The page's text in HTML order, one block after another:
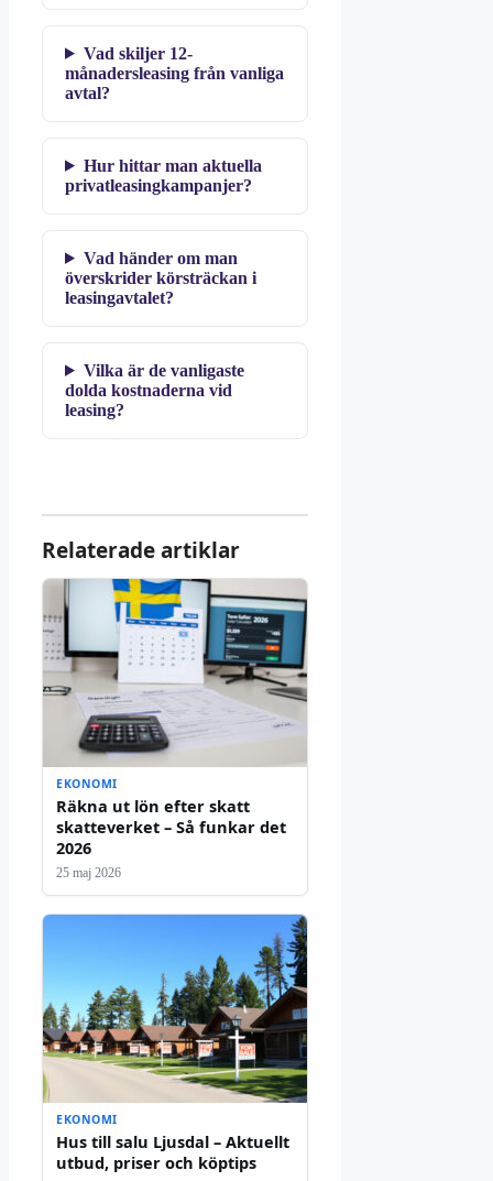
Vad skiljer 12-
månadersleasing från vanliga
avtal?
Hur hittar man aktuella
privatleasingkampanjer?
Vad händer om man
överskrider körsträckan i
leasingavtalet?
Vilka är de vanligaste
dolda kostnaderna vid
leasing?
Relaterade artiklar
EKONOMI
Räkna ut lön efter skatt
skatteverket – Så funkar det
2026
25 maj 2026
EKONOMI
Hus till salu Ljusdal – Aktuellt
utbud, priser och köptips